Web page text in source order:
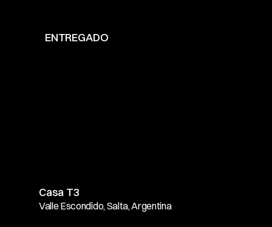
ENTREGADO
Casa T3
Valle Escondido, Salta, Argentina